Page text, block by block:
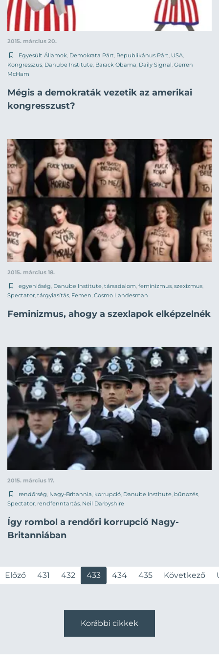
2015. március 20.
Egyesült Államok Demokrata Párt Republikánus Párt USA
Kongresszus Danube Institute Barack Obama Daily Signal Gerren
McHam
Mégis a demokraták vezetik az amerikai
kongresszust?
2015. március 18.
egyenlőség Danube Institute társadalom feminizmus szexizmus
Spectator tárgyiasítás Femen Cosmo Landesman
Feminizmus, ahogy a szexlapok elképzelnék
2015. március 17.
rendőrség, Nagy-Britannia, korrupció, Danube Institute, bűnözés,
Spectator, rendfenntartás, Neil Darbyshire
Így rombol a rendőri korrupció Nagy-
Britanniában
Előző 431 432 433 434 435 Következő
Korábbi cikkek